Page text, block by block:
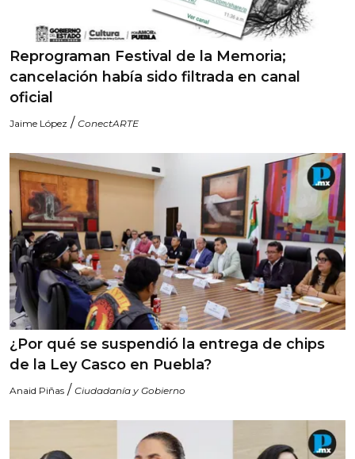
Reprograman Festival de la Memoria;
cancelación había sido filtrada en canal
oficial
Jaime López / ConectARTE
¿Por qué se suspendió la entrega de chips
de la Ley Casco en Puebla?
Anaid Piñas / Ciudadanía y Gobierno